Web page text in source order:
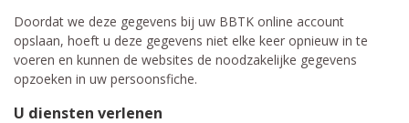
Doordat we deze gegevens bij uw BBTK online account
opslaan, hoeft u deze gegevens niet elke keer opnieuw in te
voeren en kunnen de websites de noodzakelijke gegevens
opzoeken in uw persoonsfiche.
U diensten verlenen